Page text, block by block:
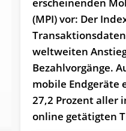
(MPI) vor: Der
weltweiten
Bezahlvorgänge.
mobile Endgeräte
27,2 Prozent aller
online getätigten